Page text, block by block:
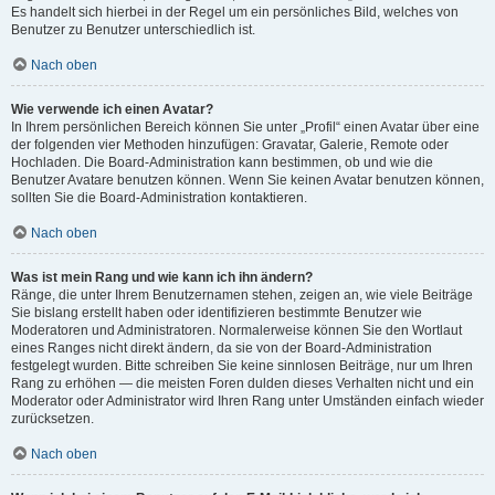
Es handelt sich hierbei in der Regel um ein persönliches Bild, welches von
Benutzer zu Benutzer unterschiedlich ist.
Nach oben
Wie verwende ich einen Avatar?
In Ihrem persönlichen Bereich können Sie unter „Profil“ einen Avatar über eine
der folgenden vier Methoden hinzufügen: Gravatar, Galerie, Remote oder
Hochladen. Die Board-Administration kann bestimmen, ob und wie die
Benutzer Avatare benutzen können. Wenn Sie keinen Avatar benutzen können,
sollten Sie die Board-Administration kontaktieren.
Nach oben
Was ist mein Rang und wie kann ich ihn ändern?
Ränge, die unter Ihrem Benutzernamen stehen, zeigen an, wie viele Beiträge
Sie bislang erstellt haben oder identifizieren bestimmte Benutzer wie
Moderatoren und Administratoren. Normalerweise können Sie den Wortlaut
eines Ranges nicht direkt ändern, da sie von der Board-Administration
festgelegt wurden. Bitte schreiben Sie keine sinnlosen Beiträge, nur um Ihren
Rang zu erhöhen — die meisten Foren dulden dieses Verhalten nicht und ein
Moderator oder Administrator wird Ihren Rang unter Umständen einfach wieder
zurücksetzen.
Nach oben